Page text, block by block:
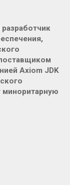
Axiom JDK
миноритарную